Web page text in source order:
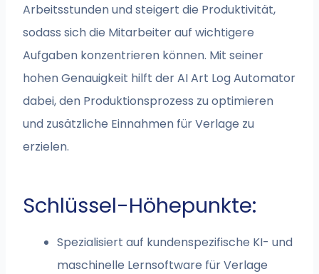
Arbeitsstunden und steigert die Produktivität,
sodass sich die Mitarbeiter auf wichtigere
Aufgaben konzentrieren können. Mit seiner
hohen Genauigkeit hilft der AI Art Log Automator
dabei, den Produktionsprozess zu optimieren
und zusätzliche Einnahmen für Verlage zu
erzielen.
Schlüssel-Höhepunkte:
Spezialisiert auf kundenspezifische KI- und
maschinelle Lernsoftware für Verlage